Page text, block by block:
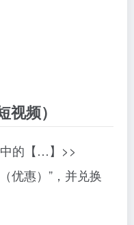
频）
的【…】>>
优惠）”，并兑换